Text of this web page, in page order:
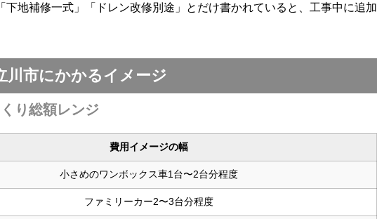
下地補修一式」「ドレン改修別途」とだけ書かれていると、工事中に追加
川市にかかるイメージ
り総額レンジ
費用イメージの幅
小さめのワンボックス車1台〜2台分程度
ファミリーカー2〜3台分程度